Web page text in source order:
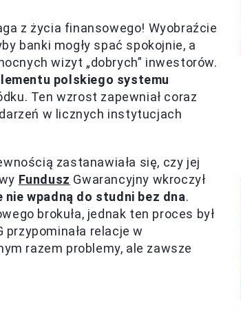
z życia finansowego! Wyobraźcie
banki mogły spać spokojnie, a
wizyt „dobrych” inwestorów.
polskiego systemu
Ten wzrost zapewniał coraz
w licznych instytucjach
zastanawiała się, czy jej
Fundusz Gwarancyjny wkroczył
wpadną do studni bez dna.
brokuła, jednak ten proces był
przypominała relacje w
razem problemy, ale zawsze